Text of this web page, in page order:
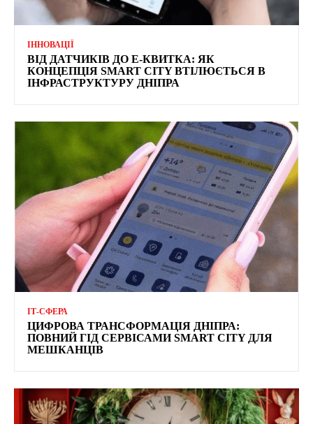
ІННОВАЦІЇ
ВІД ДАТЧИКІВ ДО Е-КВИТКА: ЯК
КОНЦЕПЦІЯ SMART CITY ВТІЛЮЄТЬСЯ В
ІНФРАСТРУКТУРУ ДНІПРА
ІТ-СФЕРА
ЦИФРОВА ТРАНСФОРМАЦІЯ ДНІПРА:
ПОВНИЙ ГІД СЕРВІСАМИ SMART CITY ДЛЯ
МЕШКАНЦІВ